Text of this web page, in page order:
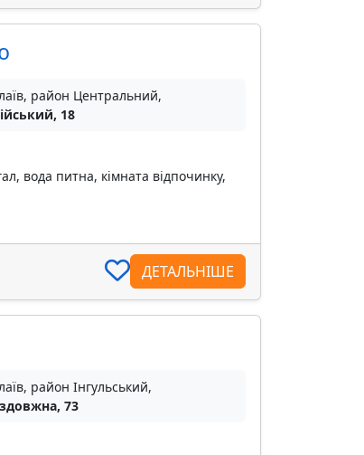
район Центральний,
18
вода питна, кімната відпочинку,
ДЕТАЛЬНІШЕ
район Інгульський,
73